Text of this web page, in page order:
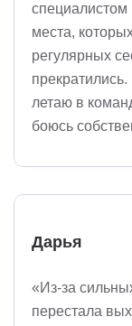
специалистом
места,
регулярных
летаю в
боюсь
Дарья
«Из-за
перестала